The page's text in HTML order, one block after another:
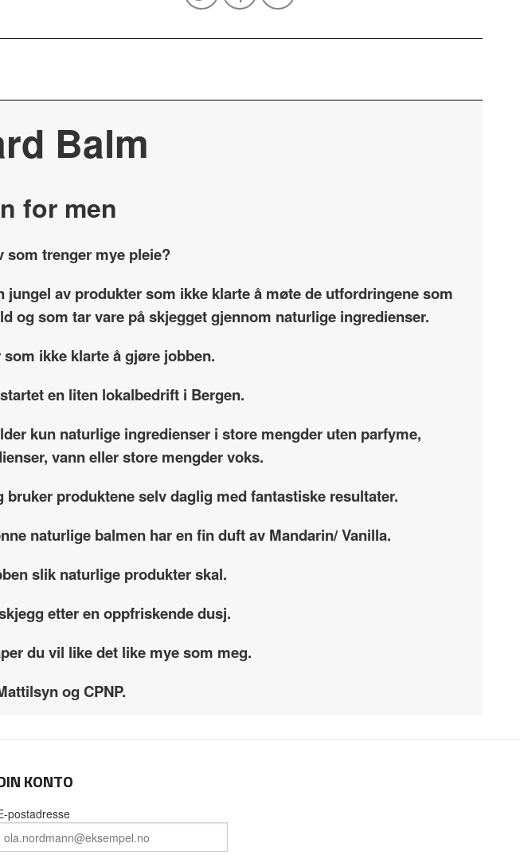
Balm
for men
som trenger mye pleie?
av produkter som ikke klarte å møte de utfordringene som
og som tar vare på skjegget gjennom naturlige ingredienser.
ikke klarte å gjøre jobben.
en liten lokalbedrift i Bergen.
kun naturlige ingredienser i store mengder uten parfyme,
vann eller store mengder voks.
produktene selv daglig med fantastiske resultater.
naturlige balmen har en fin duft av Mandarin/ Vanilla.
slik naturlige produkter skal.
etter en oppfriskende dusj.
du vil like det like mye som meg.
og CPNP.
KONTO
postadresse